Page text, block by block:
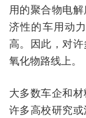
用的聚合物电
济性的车用动
高。因此，对
氧化物路线上。
大多数车企和
许多高校研究